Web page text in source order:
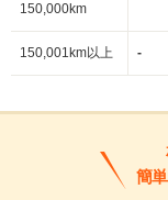
150,000km
150,001km以上 -
簡